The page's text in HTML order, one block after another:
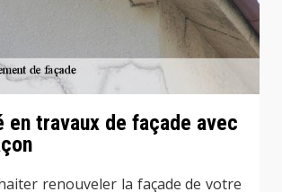
en travaux de façade avec
renouveler la façade de votre